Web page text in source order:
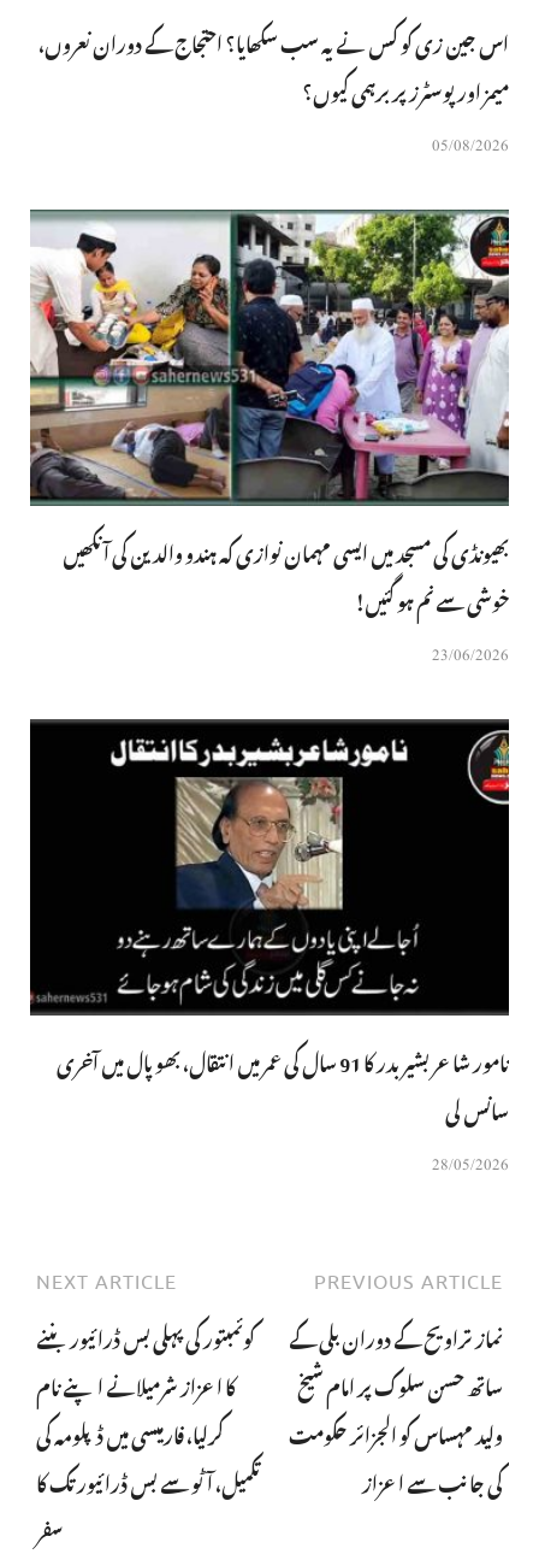
اس جین زی کو کس نے یہ سب سکھایا؟ احتجاج کے دوران نعروں،
میمز اور پوسٹرز پر برہمی کیوں؟
05/08/2026
بھیونڈی کی مسجد میں ایسی مہمان نوازی کہ ہندو والدین کی آنکھیں
خوشی سے نم ہو گئیں!
23/06/2026
نامور شاعر بشیر بدر کا 91 سال کی عمر میں انتقال، بھوپال میں آخری
سانس لی
28/05/2026
PREVIOUS ARTICLE
نماز تراویح کے دوران بلی کے
ساتھ حسن سلوک پر امام شیخ
ولید مہساس کو الجزائر حکومت
کی جانب سے اعزاز
NEXT ARTICLE
کوئمبتور کی پہلی بس ڈرائیور بننے
کا اعزاز شرمیلانے اپنے نام
کرلیا، فارمیسی میں ڈپلومہ کی
تکمیل، آٹو سے بس ڈرائیور تک کا
سفر